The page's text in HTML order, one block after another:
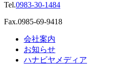
Tel.0983-30-1484
Fax.0985-69-9418
会社案内
お知らせ
ハナビヤメディア